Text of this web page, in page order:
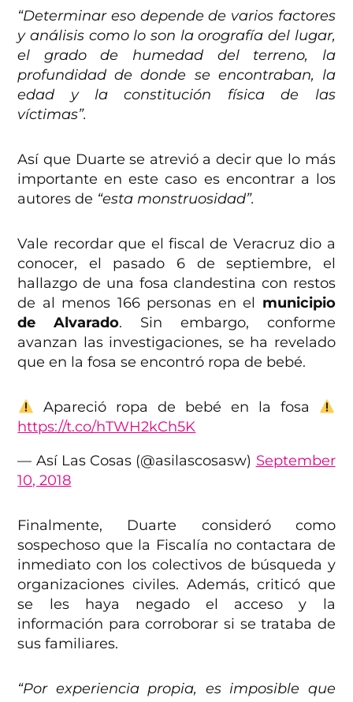
“Determinar eso depende de varios factores
y análisis como lo son la orografía del lugar,
el grado de humedad del terreno, la
profundidad de donde se encontraban, la
edad y la constitución física de las
víctimas”.
Así que Duarte se atrevió a decir que lo más
importante en este caso es encontrar a los
autores de “esta monstruosidad”.
Vale recordar que el fiscal de Veracruz dio a
conocer, el pasado 6 de septiembre, el
hallazgo de una fosa clandestina con restos
de al menos 166 personas en el municipio
de Alvarado. Sin embargo, conforme
avanzan las investigaciones, se ha revelado
que en la fosa se encontró ropa de bebé.
Apareció ropa de bebé en la fosa
https://t.co/hTWH2kCh5K
— Así Las Cosas (@asilascosasw) September
10, 2018
Finalmente, Duarte consideró como
sospechoso que la Fiscalía no contactara de
inmediato con los colectivos de búsqueda y
organizaciones civiles. Además, criticó que
se les haya negado el acceso y la
información para corroborar si se trataba de
sus familiares.
“Por experiencia propia, es imposible que